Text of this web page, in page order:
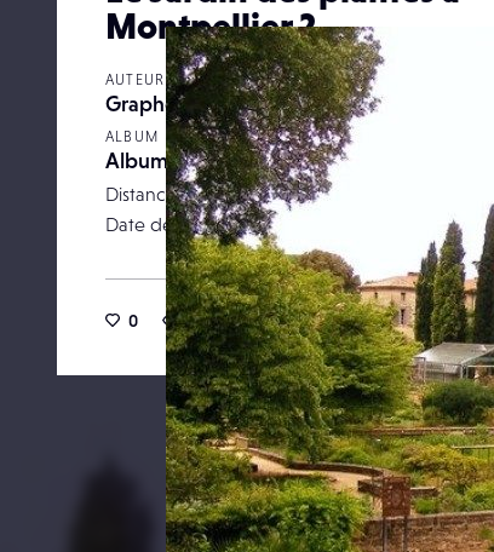
Montpellier 2
AUTEUR
Graphoto
ALBUM
Album 1
Distance focale
Date de publication
0 31 0